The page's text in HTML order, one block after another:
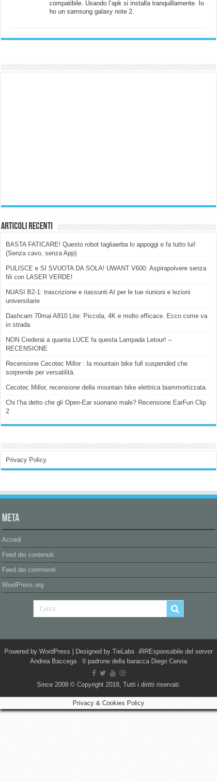
compatibile. Usando l’apk si installa tranquillamente. Io
ho un samsung galaxy note 2.
Articoli Recenti
BASTA FATICARE! Questo robot tagliaerba lo appoggi e fa tutto lui!
(Senza cavo, senza App)
PULISCE e SI SVUOTA DA SOLA! UWANT V600: Aspirapolvere senza
fili con LASER VERDE!
NUASI B2-1: trascrizione e riassunti AI per le tue riunioni e lezioni
universitarie
Dashcam 70mai A810 Lite: Piccola, 4K e molto efficace. Ecco come va
in strada
NON Crederai a quanta LUCE fa questa Lampada Letour! –
RECENSIONE
Recensione Cecotec Millor : la mountain bike full suspended che
sorprende per versatilità.
Cecotec Millor, recensione della mountain bike elettrica biammortizzata.
Chi l’ha detto che gli Open-Ear suonano male? Recensione EarFun Clip
2
Privacy Policy
Meta
Accedi
Feed dei contenuti
Feed dei commenti
WordPress.org
Powered by WordPress | Designed by TieLabs iRREsponsabile del server
Andrea Baccega Il padrone della baracca Diego Cervia
Since 2008 © Copyright 2018, Tutti i diritti riservati.
Privacy & Cookies Policy